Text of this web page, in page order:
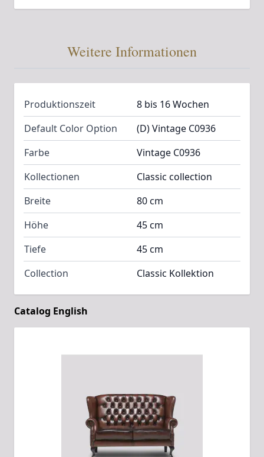
Weitere Informationen
Produktionszeit
8 bis 16 Wochen
Default Color Option
(D) Vintage C0936
Farbe
Vintage C0936
Kollectionen
Classic collection
Breite
80 cm
Höhe
45 cm
Tiefe
45 cm
Collection
Classic Kollektion
Catalog English